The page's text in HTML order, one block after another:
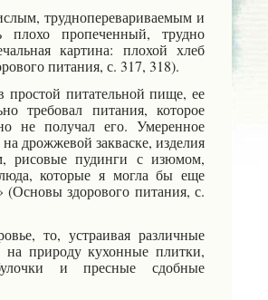
трудноперевариваемым и
плохо пропеченный, трудно
картина: плохой хлеб
питания, с. 317, 318).
простой питательной пище, ее
требовал питания, которое
не получал его. Умеренное
дрожжевой закваске, изделия
рисовые пудинги с изюмом,
которые я могла бы еще
(Основы здорового питания, с.
то, устраивая различные
на природу кухонные плитки,
и пресные сдобные